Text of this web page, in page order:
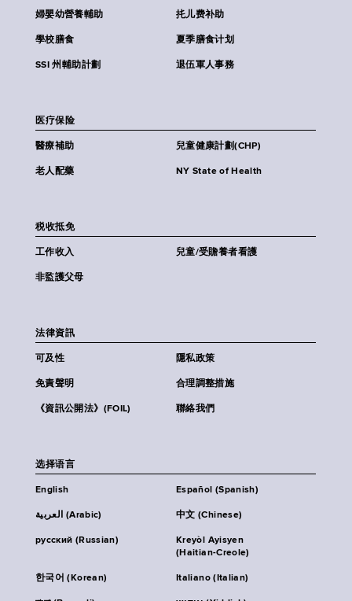
婦嬰幼營養輔助 扥儿费补助
學校膳食 夏季膳食计划
SSI 州輔助計劃 退伍軍人事務
医疗保险
醫療補助 兒童健康計劃(CHP)
老人配藥 NY State of Health
税收抵免
工作收入 兒童/受贍養者看護
非監護父母
法律資訊
可及性 隱私政策
免責聲明 合理調整措施
《資訊公開法》(FOIL) 聯絡我們
选择语言
English Español (Spanish)
العربية (Arabic) 中文 (Chinese)
русский (Russian)
Kreyòl Ayisyen
(Haitian-Creole)
한국어 (Korean) Italiano (Italian)